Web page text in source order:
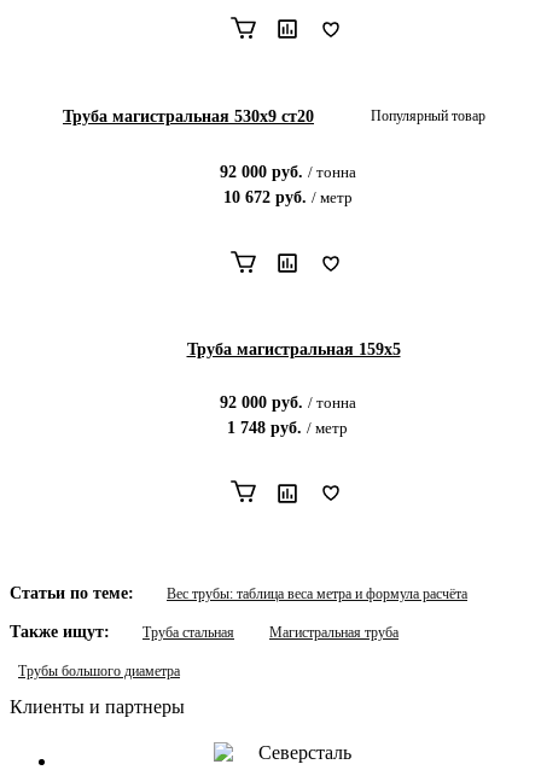
Труба магистральная 530х9 ст20 Популярный товар
92 000руб. / тонна
10 672руб. / метр
Труба магистральная 159х5
92 000руб. / тонна
1 748 руб. / метр
Статьи по теме: Вес трубы: таблица веса метра и формула расчёта
Также ищут: Труба стальная Магистральная труба
Трубы большого диаметра
Клиенты и партнеры